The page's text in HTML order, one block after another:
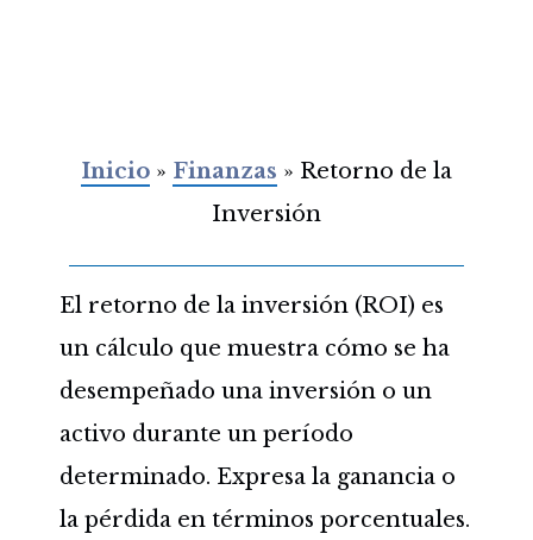
Inicio » Finanzas » Retorno de la
Inversión
El retorno de la inversión (ROI) es
un cálculo que muestra cómo se ha
desempeñado una inversión o un
activo durante un período
determinado. Expresa la ganancia o
la pérdida en términos porcentuales.